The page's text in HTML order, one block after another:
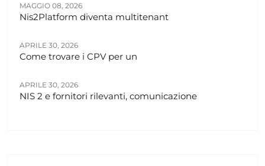
MAGGIO 08, 2026
Nis2Platform diventa multitenant
APRILE 30, 2026
Come trovare i CPV per un
APRILE 30, 2026
NIS 2 e fornitori rilevanti, comunicazione